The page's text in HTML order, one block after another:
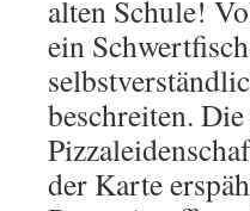
alten Schule!
ein
beschreiten.
der Karte